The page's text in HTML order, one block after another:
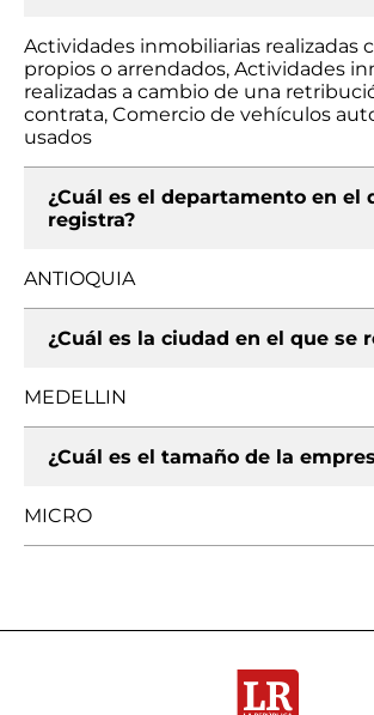
Actividades inmobiliarias realizadas
propios o arrendados, Actividades
realizadas a cambio de una
contrata, Comercio de vehículos
usados
¿Cuál es el departamento en el
registra?
ANTIOQUIA
¿Cuál es la ciudad en el que se
MEDELLIN
¿Cuál es el tamaño de la
MICRO